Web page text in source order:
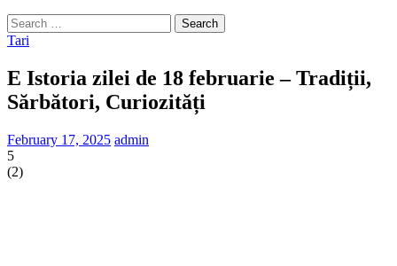
Search
for:
Tari
E Istoria zilei de 18 februarie – Tradiții,
Sărbători, Curiozități
February 17, 2025 admin
5
(2)